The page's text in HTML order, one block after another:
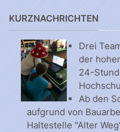
KURZNACHRICHTEN
Drei
der
24-
Ab den
aufgrund von
Haltestelle "Alter